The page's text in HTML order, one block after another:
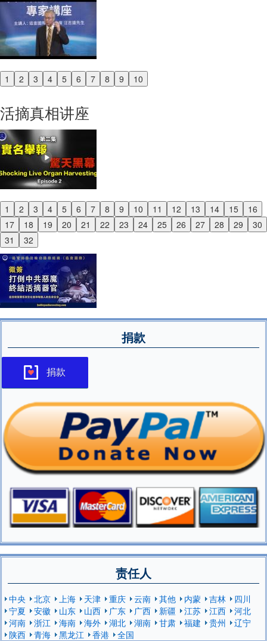
1 2 3 4 5 6 7 8 9 10
Previous
活摘真相讲座
1 2 3 4 5 6 7 8 9 10 11 12 13 14 15
16
17
18 19 20 21 22 23 24 25 26 27 28 29
30
31
32
Previous
Next
捐款
捐款
责任人
中央 北京 上海 天津 重庆 云南 其他 内蒙 吉林
四川
宁夏
安徽 山东 山西 广东 广西 新疆 江苏 江西
河北
河南
浙江 海南 海外 湖北 湖南 甘肃 福建 贵州
辽宁
陕西
青海 黑龙江 香港 全国